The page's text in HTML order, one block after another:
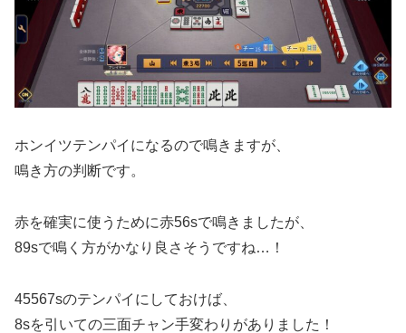
ホンイツテンパイになるので鳴きますが、
鳴き方の判断です。
赤を確実に使うために赤56sで鳴きましたが、
89sで鳴く方がかなり良さそうですね…！
45567sのテンパイにしておけば、
8sを引いての三面チャン手変わりがありました！